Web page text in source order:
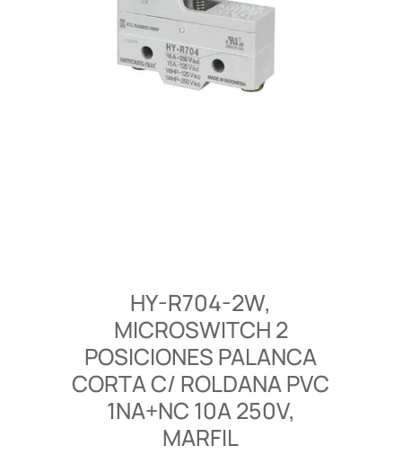
HY-R704-2W,
MICROSWITCH 2
POSICIONES PALANCA
CORTA C/ ROLDANA PVC
1NA+NC 10A 250V,
MARFIL